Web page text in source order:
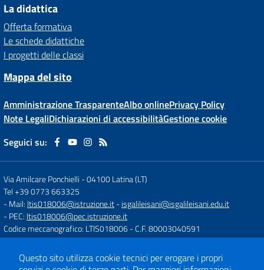
La didattica
Offerta formativa
Le schede didattiche
I progetti delle classi
Mappa del sito
Amministrazione TrasparenteAlbo onlinePrivacy Policy
Note LegaliDichiarazioni di accessibilitàGestione cookie
Seguici su:
Via Amilcare Ponchielli -04100 Latina (LT)
Tel +39 0773 663325
- Mail: ltis018006@istruzione.it-isgalileisani@isgalileisani.edu.it
- PEC: ltis018006@pec.istruzione.it
Codice meccanografico: LTIS018006- C.F. 80003040591
Codice Meccanografico: ltis018006- Codice Univoco ufficio: UF53KR
Codice IPA: ISTSC_LTIS018006
- Obiettivi di accessibilità:https://form.agid.gov.it/istsc_ltis018006/
Questo sito utilizza cookie tecnici per erogare i propri